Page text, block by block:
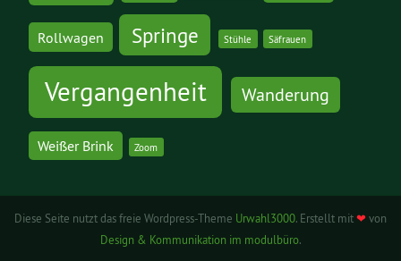
Rollwagen Springe Stühle Säfrauen
Vergangenheit Wanderung
Weißer Brink Zoom
Diese Seite nutzt das freie Wordpress-Theme Urwahl3000. Erstellt mit❤ von
Design & Kommunikation im modulbüro.